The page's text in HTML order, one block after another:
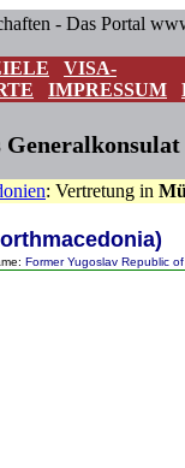
- Das Portal
VISA-
IMPRESSUM
: Vertretung in
Former Yugoslav Republic